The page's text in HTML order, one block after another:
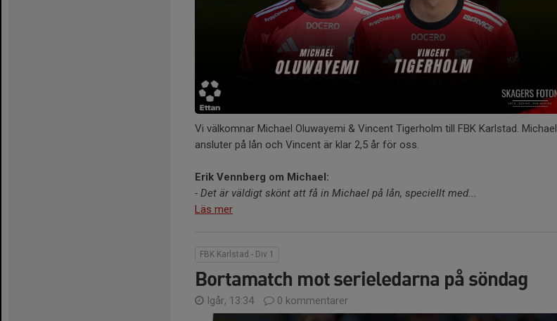
Vi välkomnar Michael Oluwayemi & Vincent Tigerholm till FBK Karlstad. Michael
ansluter på lån och Vincent är klar 2,5 år för oss.
Erik Vennberg om Michael:
- Det är väldigt skönt att få in Michael på lån, speciellt med...
Läs mer
FBK Karlstad - Div 1
Bortamatch mot serieledarna på söndag
Igår, 13:34 0 kommentarer